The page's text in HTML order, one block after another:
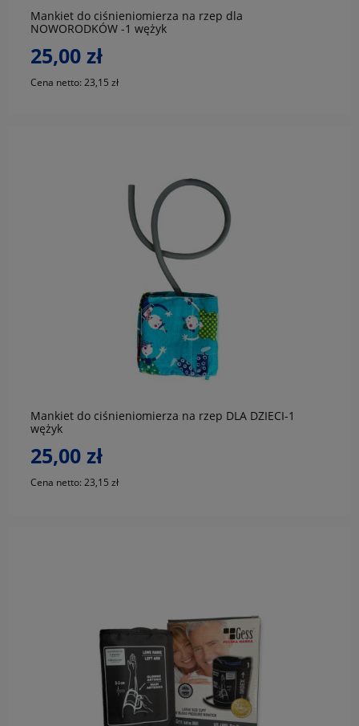
Mankiet do ciśnieniomierza na rzep dla
NOWORODKÓW -1 wężyk
25,00 zł
Cena netto: 23,15 zł
Mankiet do ciśnieniomierza na rzep DLA DZIECI-1
wężyk
25,00 zł
Cena netto: 23,15 zł
do koszyka